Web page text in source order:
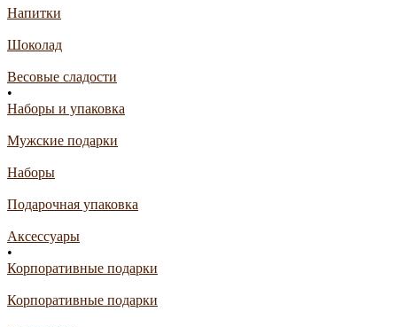
Напитки
Шоколад
Весовые сладости
•
Наборы и упаковка
Мужские подарки
Наборы
Подарочная упаковка
Аксессуары
•
Корпоративные подарки
Корпоративные подарки